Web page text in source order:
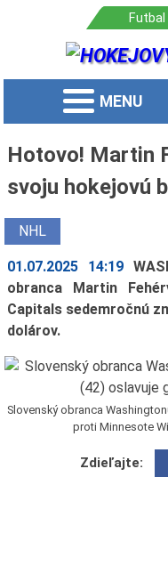
MENU
Hotovo! Martin
svoju hokejovú
NHL
01.07.2025 14:19
obranca Martin
Capitals sedemročnú
dolárov.
Slovenský obranca
proti Minnesote
Zdieľajte: